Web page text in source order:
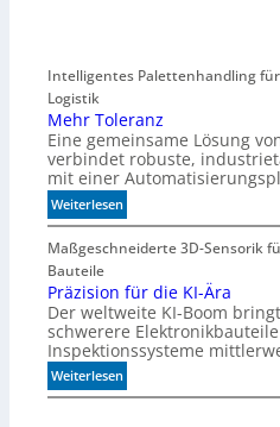
Intelligentes Palettenhandling für
Logistik
Mehr Toleranz
Eine gemeinsame Lösung
verbindet robuste,
mit einer
Weiterlesen:
M
e
r
T
o
l
e
r
Maßgeschneiderte 3D-Sensorik
Bauteile
Präzision für die KI-Ära
Der weltweite KI-Boom
schwerere
Inspektionssysteme
Weiterlesen:
P